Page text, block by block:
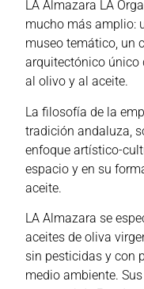
LA Almazara LA
mucho más amplio:
museo temático, un
arquitectónico único
al olivo y al aceite.
La filosofía de la
tradición andaluza,
enfoque artístico-
espacio y en su
aceite.
LA Almazara se
aceites de oliva
sin pesticidas y con
medio ambiente.